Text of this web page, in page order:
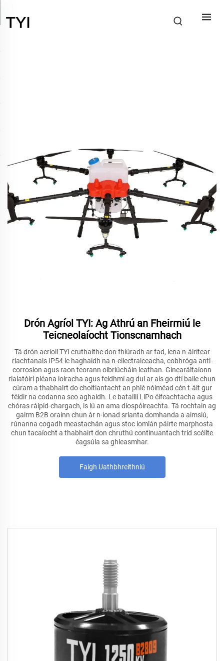
Drón Agríol TYI: Ag Athrú an Fheirmiú le
Teicneolaíocht Tionscnamhach
Tá drón aeríoil TYI cruthaithe don fhiúradh ar fad, lena n-áirítear
riachtanais IP54 le haghaidh na n-eilectraiceacha, cobhróga anti-
corrosion agus raon teorann oibriúcháin leathan. Ginearáltaíonn
rialatóirí pléana iolracha agus feidhmí ag dul ar ais go dtí baile chun
cúram a thabhairt do choitiantacht an phlé nóiméad cén t-áit gur
féidir na codanna seo aghaidh. Le bataillí LiPo éifeachtacha agus
chóras ráipid-chargach, is lú an ama díospóireachta. Tá rochtain ag
gairm B2B orainn chun ár n-ionad srianta domhanda a aimsiú,
rúnanna cogadh meastachán agus stoc iomlán páirte marphosta
chun tacaíocht a thabhairt don chruthú continuantach tríd scéilte
éagsúla sa ghleasmhar.
Faigh Uathbhreithniú